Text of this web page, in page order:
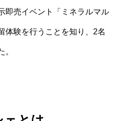
即売イベント「ミネラルマル
体験を行うことを知り、2名
。